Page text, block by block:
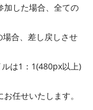
加した場合、全ての
合、差し戻しさせ
は1：1(480px以上)
任せいたします。